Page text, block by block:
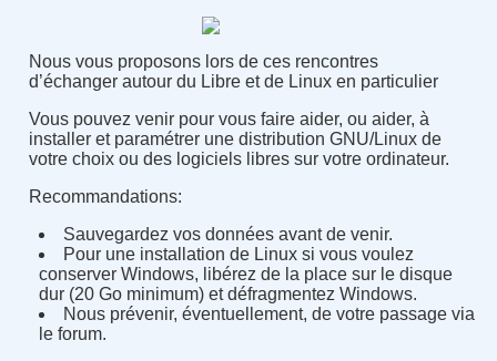
Nous vous proposons lors de ces rencontres
d’échanger autour du Libre et de Linux en particulier
Vous pouvez venir pour vous faire aider, ou aider, à
installer et paramétrer une distribution GNU/Linux de
votre choix ou des logiciels libres sur votre ordinateur.
Recommandations:
Sauvegardez vos données avant de venir.
Pour une installation de Linux si vous voulez
conserver Windows, libérez de la place sur le disque
dur (20 Go minimum) et défragmentez Windows.
Nous prévenir, éventuellement, de votre passage via
le forum.